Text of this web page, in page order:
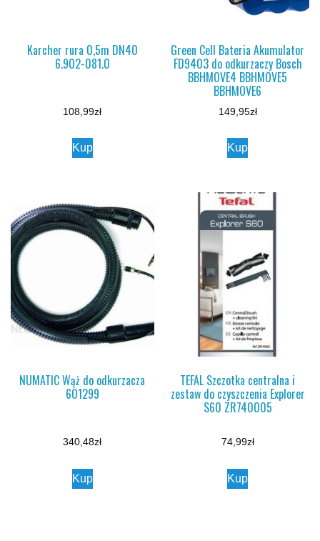
Karcher rura 0,5m DN40
6.902-081.0
108,99zł
Kup
Green Cell Bateria Akumulator
FD9403 do odkurzaczy Bosch
BBHMOVE4 BBHMOVE5
BBHMOVE6
149,95zł
Kup
NUMATIC Wąż do odkurzacza
601299
340,48zł
Kup
TEFAL Szczotka centralna i
zestaw do czyszczenia Explorer
S60 ZR740005
74,99zł
Kup